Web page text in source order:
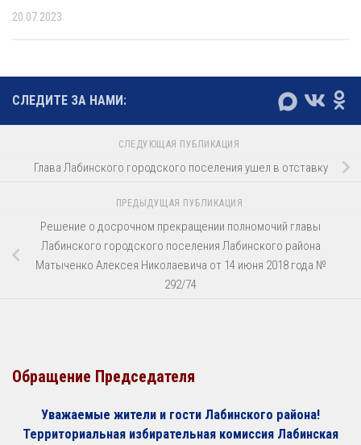
20.07.2023
СЛЕДИТЕ ЗА НАМИ:
СЛЕДУЮЩАЯ ПУБЛИКАЦИЯ
Глава Лабинского городского поселения ушел в отставку
ПРЕДЫДУЩАЯ ПУБЛИКАЦИЯ
Решение о досрочном прекращении полномочий главы
Лабинского городского поселения Лабинского района
Матыченко Алексея Николаевича от 14 июня 2018 года №
292/74
Обращение Председателя
Уважаемые жители и гости Лабинского района!
Территориальная избирательная комиссия Лабинская